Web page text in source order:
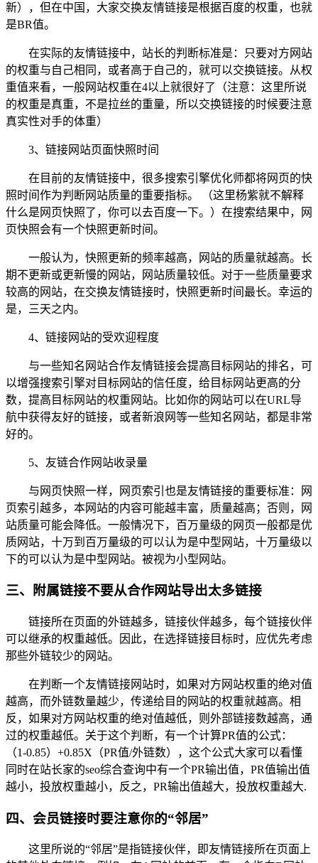
新），但在中国，大家交换友情链接是根据百度的权重，也就
是BR值。
在实际的友情链接中，站长的判断标准是：只要对方网站
的权重与自己相同，或者高于自己的，就可以交换链接。从权
重值来看，一般网站权重在4以上就很好了（注意：这里所说
的权重是真重，不是拉丝的重量，所以交换链接的时候要注意
真实性对手的体重）
3、链接网站页面快照时间
在目前的友情链接中，很多搜索引擎优化师都将网页的快
照时间作为判断网站质量的重要指标。 （这里杨紫就不解释
什么是网页快照了，你可以去百度一下。）在搜索结果中，网
页快照会有一个快照更新时间。
一般认为，快照更新的频率越高，网站的质量就越高。长
期不更新或更新慢的网站，网站质量较低。对于一些质量要求
较高的网站，在交换友情链接时，快照更新时间最长。幸运的
是，三天之内。
4、链接网站的受欢迎程度
与一些知名网站合作友情链接会提高目标网站的排名，可
以增强搜索引擎对目标网站的信任度，给目标网站更高的分
数，提高目标网站的权重网站。比如你的网站可以在URL导
航中获得友好的链接，或者新浪网等一些知名网站，都是非常
好的。
5、友链合作网站收录量
与网页快照一样，网页索引也是友情链接的重要标准：网
页索引越多，本网站的内容可能越丰富，质量越高；否则，网
站质量可能会降低。一般情况下，百万量级的网页一般都是优
质网站，十万到百万量级的可以认为是中型网站，十万量级以
下的可以认为是中型网站。被视为小型网站。
三、附属链接不要从合作网站导出太多链接
链接所在页面的外链越多，链接伙伴越多，每个链接伙伴
可以继承的权重越低。因此，在选择链接目标时，应优先考虑
那些外链较少的网站。
在判断一个友情链接网站时，如果对方网站权重的绝对值
越高，而外链数量越少，传递给目的网站的权重就越高。相
反，如果对方网站权重的绝对值越低，则外部链接数越高，通
过的权重越低。关于这个判断，有一个计算PR值的公式：
（1-0.85）+0.85X（PR值/外链数），这个公式大家可以看懂
同时在站长家的seo综合查询中有一个PR输出值，PR值输出值
越小，投放权重越小，反之，PR输出值越大，投放权重越大.
四、会员链接时要注意你的“邻居”
这里所说的“邻居”是指链接伙伴，即友情链接所在页面上